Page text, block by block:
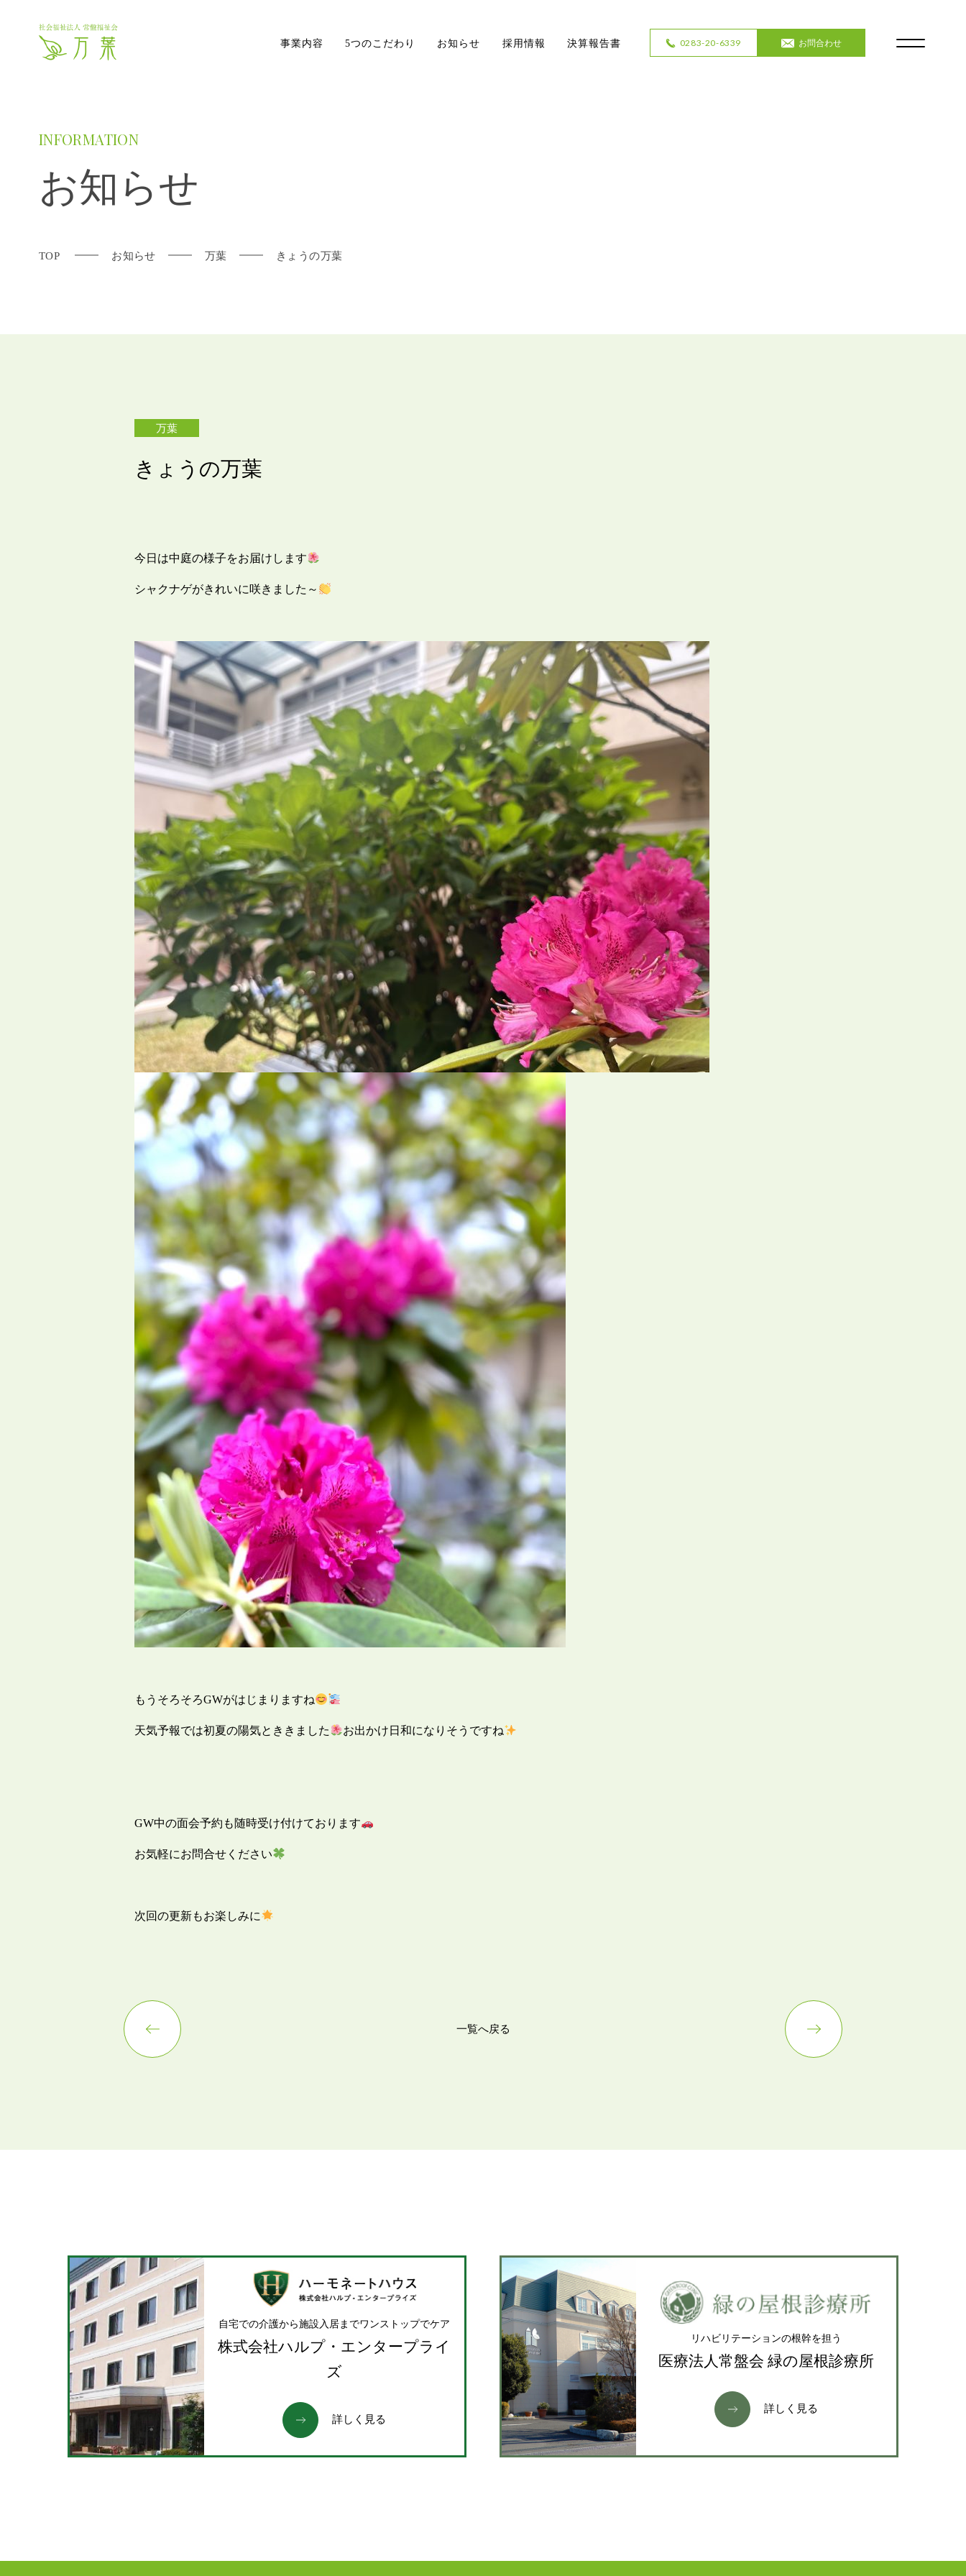
事業内容 5つのこだわり お知らせ 採用情報 決算報告書 0283-20-6339 お問合わせ
INFORMATION
お知らせ
TOP お知らせ 万葉 きょうの万葉
万葉
きょうの万葉
今日は中庭の様子をお届けします
シャクナゲがきれいに咲きました～
もうそろそろGWがはじまりますね
天気予報では初夏の陽気とききました お出かけ日和になりそうですね
GW中の面会予約も随時受け付けております
お気軽にお問合せください
次回の更新もお楽しみに
一覧へ戻る
自宅での介護から施設入居までワンストップでケア
株式会社ハルプ・エンタープライ
ズ
詳しく見る
リハビリテーションの根幹を担う
医療法人常盤会 緑の屋根診療所
詳しく見る